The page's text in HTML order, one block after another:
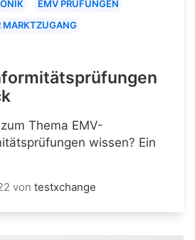
EMV PRÜFUNGEN
MARKTZUGANG
Thema EMV-
wissen? Ein
von testxchange